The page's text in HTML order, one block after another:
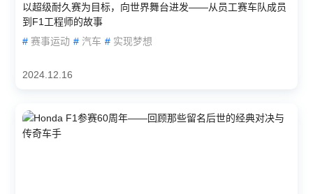
以超级耐久赛为目标，向世界舞台进发——从员工赛车队成员
到F1工程师的故事
# 赛事运动 # 汽车 # 实现梦想
2024.12.16